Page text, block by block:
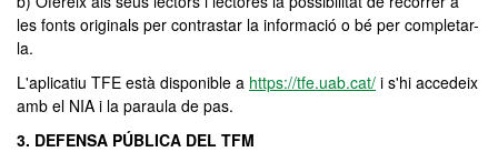
les fonts originals per contrastar la informació o bé per completar-
la.
L'aplicatiu TFE està disponible a https://tfe.uab.cat/ i s'hi accedeix
amb el NIA i la paraula de pas.
3. DEFENSA PÚBLICA DEL TFM